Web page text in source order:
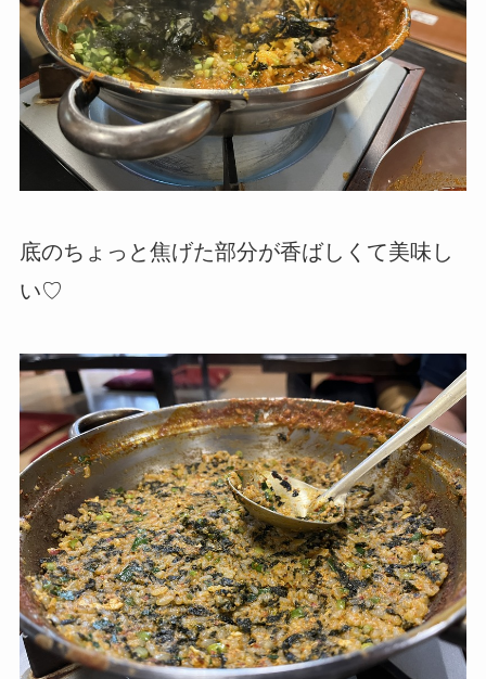
底のちょっと焦げた部分が香ばしくて美味し
い♡